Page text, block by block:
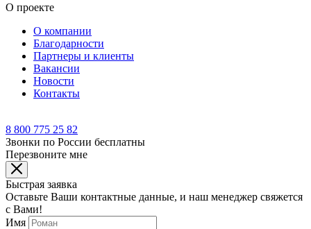
О проекте
О компании
Благодарности
Партнеры и клиенты
Вакансии
Новости
Контакты
8 800 775 25 82
Звонки по России бесплатны
Перезвоните мне
Быстрая заявка
Оставьте Ваши контактные данные, и наш менеджер свяжется
с Вами!
Имя